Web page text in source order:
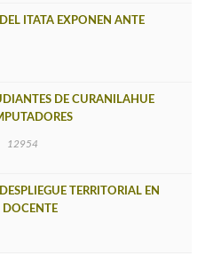
ITATA EXPONEN ANTE
DE CURANILAHUE
12954
TERRITORIAL EN